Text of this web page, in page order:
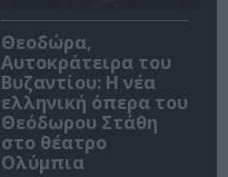
Θεοδώρα,
Αυτοκράτειρα του
Βυζαντίου: Η νέα
ελληνική όπερα του
Θεόδωρου Στάθη
στο θέατρο
Ολύμπια